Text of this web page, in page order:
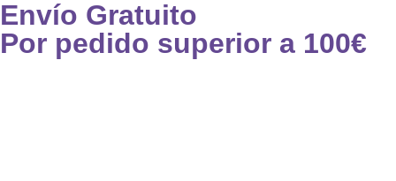
Envío Gratuito
Por pedido superior a 100€